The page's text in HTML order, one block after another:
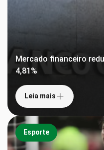
Mercado financeiro
4,81%
Leia mais
Esporte